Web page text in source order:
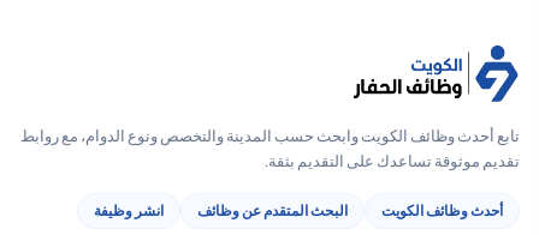
تابع أحدث وظائف الكويت وابحث حسب المدينة والتخصص ونوع الدوام، مع روابط
تقديم موثوقة تساعدك على التقديم بثقة.
أحدث وظائف الكويت البحث المتقدم عن وظائف انشر وظيفة